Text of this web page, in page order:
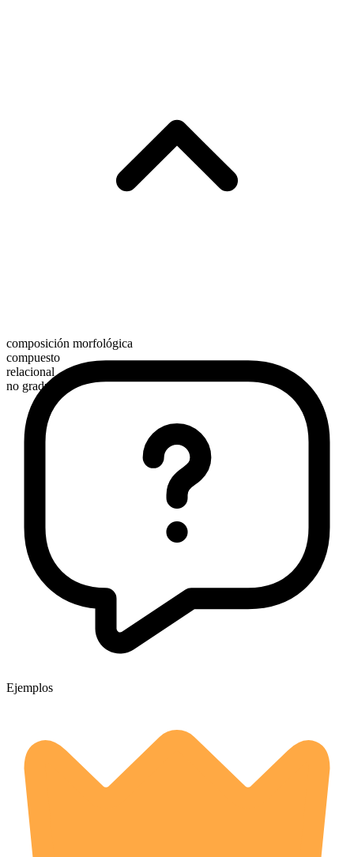
composición morfológica
compuesto
relacional
no graduable
Ejemplos